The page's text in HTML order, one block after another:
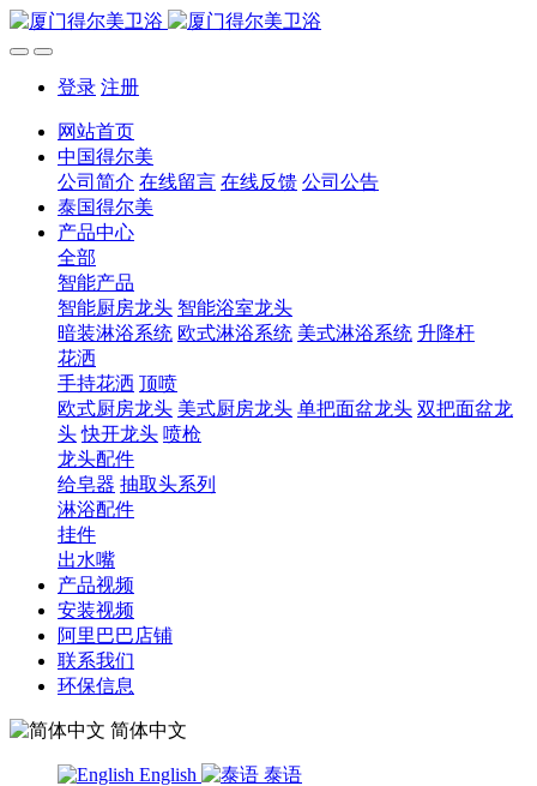
登录 注册
网站首页
中国得尔美
公司简介 在线留言 在线反馈 公司公告
泰国得尔美
产品中心
全部
智能产品
智能厨房龙头 智能浴室龙头
暗装淋浴系统 欧式淋浴系统 美式淋浴系统 升降杆
花洒
手持花洒 顶喷
欧式厨房龙头 美式厨房龙头 单把面盆龙头 双把面盆龙
头 快开龙头 喷枪
龙头配件
给皂器 抽取头系列
淋浴配件
挂件
出水嘴
产品视频
安装视频
阿里巴巴店铺
联系我们
环保信息
简体中文
English 泰语